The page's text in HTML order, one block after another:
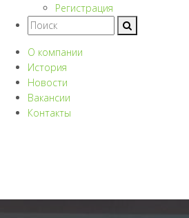
Регистрация
О компании
История
Новости
Вакансии
Контакты